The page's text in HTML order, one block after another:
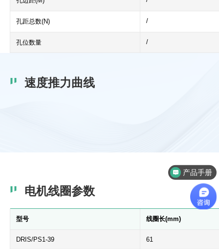
孔距总数(N) /
孔位数量 /
速度推力曲线
电机线圈参数
型号 线圈长(mm)
DRIS/PS1-39 61
产品手册